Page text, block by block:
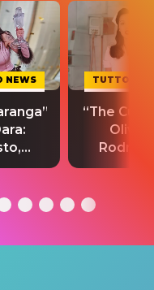
NEWS
e
TUTTO
“The
Olivia
testo,